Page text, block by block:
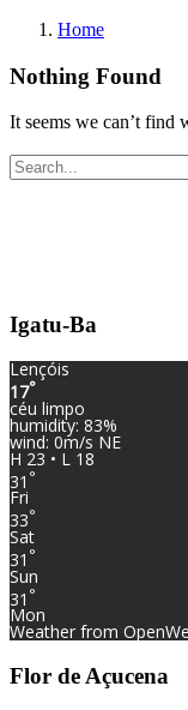
Home
Nothing Found
It seems we can’t find
Igatu-Ba
Lençóis
17°
céu limpo
humidity: 83%
wind: 0m/s NE
H 23 • L 18
31 °
Fri
33°
Sat
31 °
Sun
31 °
Mon
Weather from
Flor de Açucena